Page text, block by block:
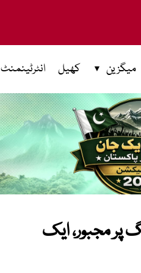
میگزین کھیل انٹرٹینمنٹ
پر مجبور، ایک